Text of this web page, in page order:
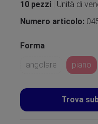
10 pezzi | Unità di
Numero articolo:
Forma
angolare
piano
Trova